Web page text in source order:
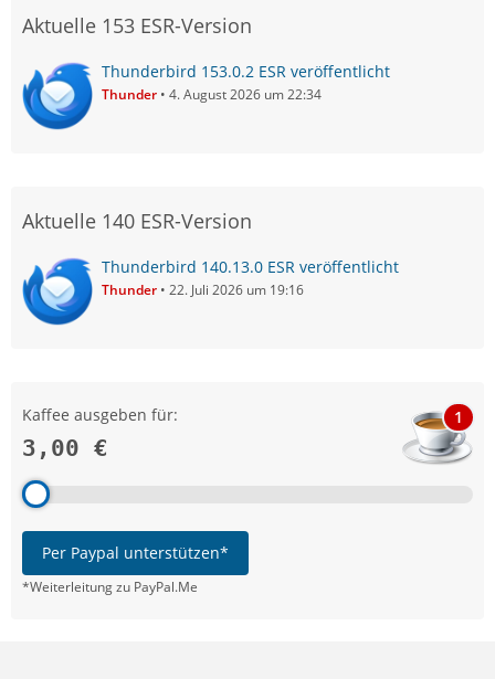
Aktuelle 153 ESR-Version
Thunderbird 153.0.2 ESR veröffentlicht
Thunder 4. August 2026 um 22:34
Aktuelle 140 ESR-Version
Thunderbird 140.13.0 ESR veröffentlicht
Thunder 22. Juli 2026 um 19:16
Kaffee ausgeben für:
3,00 €
1
Per Paypal unterstützen*
*Weiterleitung zu PayPal.Me